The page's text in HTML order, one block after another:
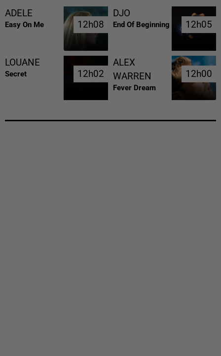
ADELE
Easy On Me 12h08
12h08
DJO
End Of Beginning 12h05
12h05
LOUANE
Secret 12h02
12h02
ALEX
WARREN
Fever Dream
12h00
12h00